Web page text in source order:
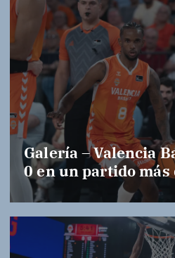
Galería – Valencia
0 en un partido más